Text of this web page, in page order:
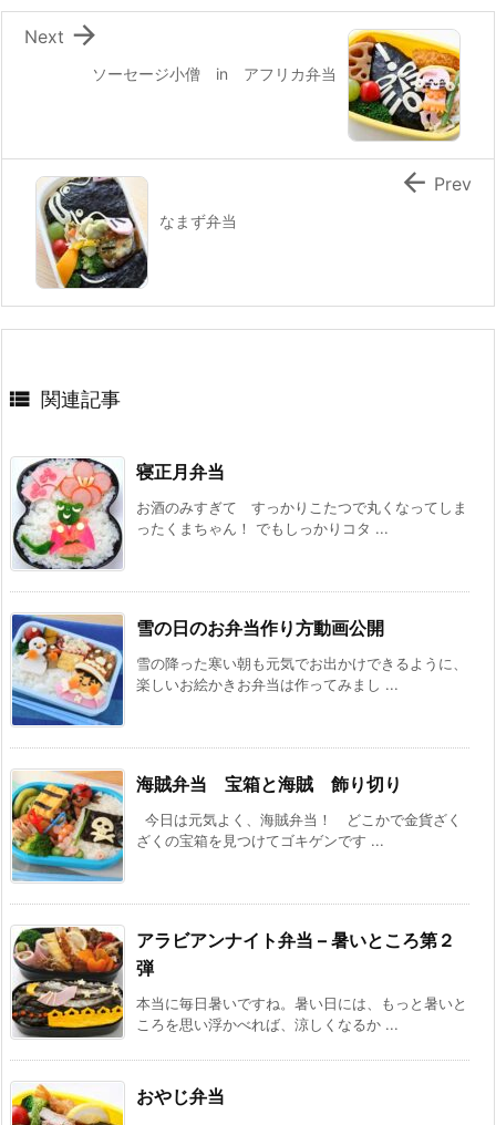
k
ソーセージ小僧 in アフリカ弁当

Next
なまず弁当
 Prev
 関連記事
寝正月弁当
お酒のみすぎて すっかりこたつで丸くなってしま
ったくまちゃん！ でもしっかりコタ ...
雪の日のお弁当作り方動画公開
雪の降った寒い朝も元気でお出かけできるように、
楽しいお絵かきお弁当は作ってみまし ...
海賊弁当 宝箱と海賊 飾り切り
今日は元気よく、海賊弁当！ どこかで金貨ざく
ざくの宝箱を見つけてゴキゲンです ...
アラビアンナイト弁当 – 暑いところ第２
弾
本当に毎日暑いですね。暑い日には、もっと暑いと
ころを思い浮かべれば、涼しくなるか ...
おやじ弁当